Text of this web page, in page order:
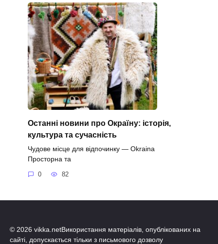
Останні новини про Окраїну: історія,
культура та сучасність
Чудове місце для відпочинку — Okraina
Просторна та
0 82
© 2026 vikka.netВикористання матеріалів, опублікованих на
сайті, допускається тільки з письмового дозволу